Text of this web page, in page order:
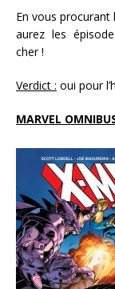
En vous
aurez les
cher !
Verdict : oui pour
MARVEL